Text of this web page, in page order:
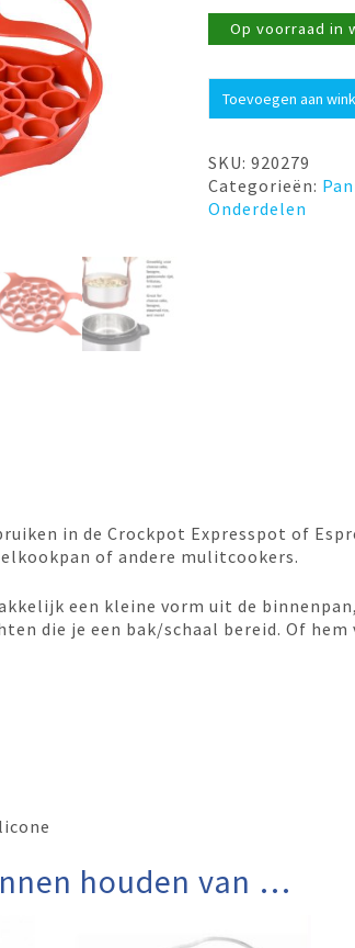
Op voorraad in
silicone
Multicookers
aantal
Toevoegen aan
SKU:920279
Categorieën:
Onderdelen
in de Crockpot Expresspot of
of andere mulitcookers.
een kleine vorm uit de
die je een bak/schaal bereid. Of
houden van …